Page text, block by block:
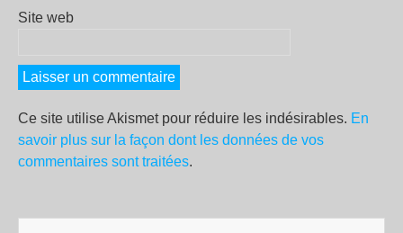
Site web
Ce site utilise Akismet pour réduire les indésirables. En
savoir plus sur la façon dont les données de vos
commentaires sont traitées.